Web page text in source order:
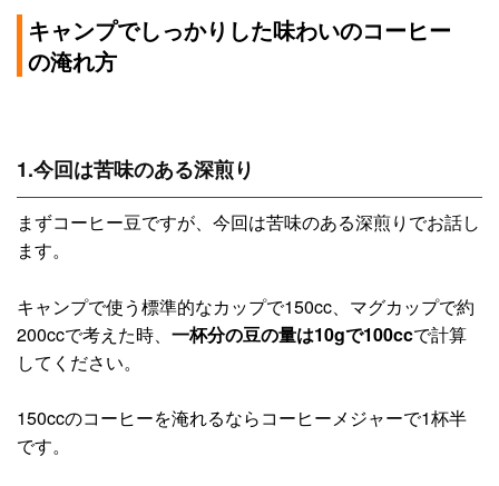
キャンプでしっかりした味わいのコーヒー
の淹れ方
1.今回は苦味のある深煎り
まずコーヒー豆ですが、今回は苦味のある深煎りでお話し
ます。
キャンプで使う標準的なカップで150cc、マグカップで約
200ccで考えた時、 一杯分の豆の量は10gで100ccで計算
してください。
150ccのコーヒーを淹れるならコーヒーメジャーで1杯半
です。